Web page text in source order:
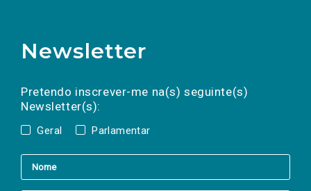
Newsletter
Pretendo inscrever-me na(s) seguinte(s)
Newsletter(s):
Geral Parlamentar
a(s) newsletter(s).
mail